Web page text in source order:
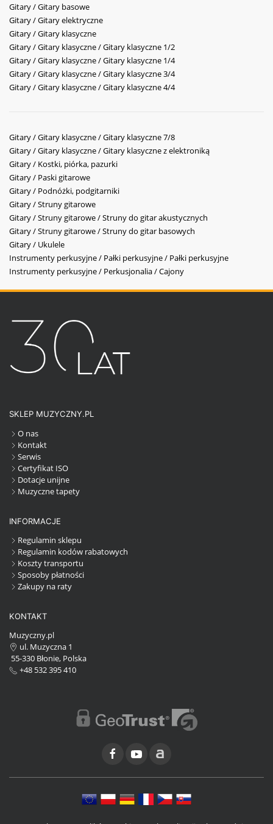
Gitary / Gitary basowe
Gitary / Gitary elektryczne
Gitary / Gitary klasyczne
Gitary / Gitary klasyczne / Gitary klasyczne 1/2
Gitary / Gitary klasyczne / Gitary klasyczne 1/4
Gitary / Gitary klasyczne / Gitary klasyczne 3/4
Gitary / Gitary klasyczne / Gitary klasyczne 4/4
Gitary / Gitary klasyczne / Gitary klasyczne 7/8
Gitary / Gitary klasyczne / Gitary klasyczne z elektroniką
Gitary / Kostki, piórka, pazurki
Gitary / Paski gitarowe
Gitary / Podnóżki, podgitarniki
Gitary / Struny gitarowe
Gitary / Struny gitarowe / Struny do gitar akustycznych
Gitary / Struny gitarowe / Struny do gitar basowych
Gitary / Ukulele
Instrumenty perkusyjne / Pałki perkusyjne / Pałki perkusyjne
Instrumenty perkusyjne / Perkusjonalia / Cajony
SKLEP MUZYCZNY.PL
O nas
Kontakt
Serwis
Certyfikat ISO
Dotacje unijne
Muzyczne tapety
INFORMACJE
Regulamin sklepu
Regulamin kodów rabatowych
Koszty transportu
Sposoby płatności
Zakupy na raty
KONTAKT
Muzyczny.pl
ul. Muzyczna 1
55-330 Błonie, Polska
+48 532 395 410